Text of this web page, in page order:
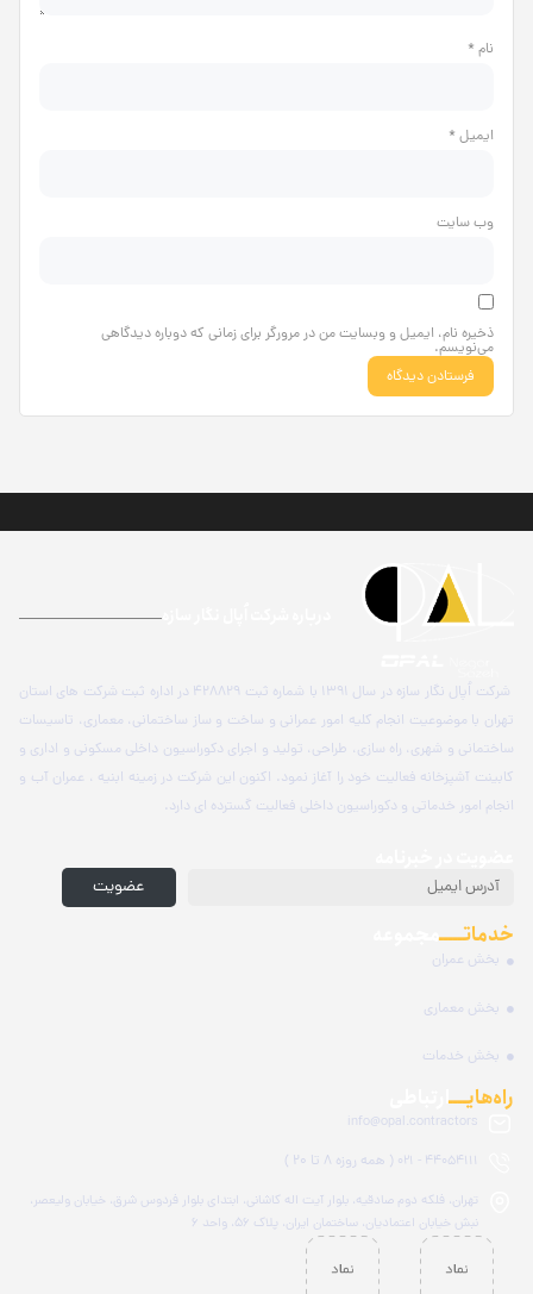
نام *
ایمیل *
وب‌ سایت
ذخیره نام، ایمیل و وبسایت من در مرورگر برای زمانی که دوباره دیدگاهی
می‌نویسم.
شرکت اُپال نگار سازه در سال 1391 با شماره ثبت 428829 در اداره ثبت شرکت های استان
تهران با موضوعیت انجام کلیه امور عمرانی و ساخت و ساز ساختمانی، معماری، تاسیسات
ساختمانی و شهری، راه سازی، طراحی، تولید و اجرای دکوراسیون داخلی مسکونی و اداری و
کابینت آشپزخانه فعالیت خود را آغاز نمود. اکنون این شرکت در زمینه ابنیه ، عمران آب و
انجام امور خدماتی و دکوراسیون داخلی فعالیت گسترده ای دارد.
عضویت
خدماتـــــمجموعه
بخش عمران
بخش معماری
بخش خدمات
راه‌هایــــارتباطی
info@opal.contractors
44054111 - 021 ( همه روزه ۸ تا ۲۰ )
تهران، فلکه دوم صادقیه، بلوار آیت اله کاشانی، ابتدای بلوار فردوس شرق، خیابان ولیعصر،
نبش خیابان اعتمادیان، ساختمان ایران، پلاک ۵۶، واحد ۶